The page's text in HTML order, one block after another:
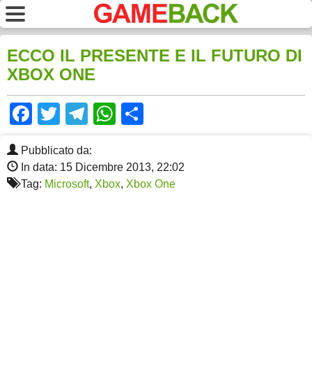
ECCO IL PRESENTE E IL FUTURO DI
XBOX ONE
Facebook
TwitterTelegram
WhatsApp
Pubblicato da:
In data: 15 Dicembre 2013, 22:02
Tag: Microsoft, Xbox, Xbox One